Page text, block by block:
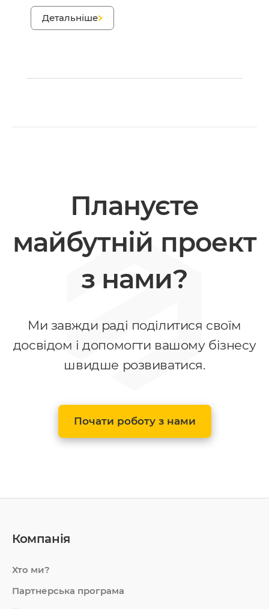
Детальніше
Плануєте
майбутній проект
з нами?
Ми завжди раді поділитися своїм
досвідом і допомогти вашому бізнесу
швидше розвиватися.
Почати роботу з нами
Компанія
Хто ми?
Партнерська програма